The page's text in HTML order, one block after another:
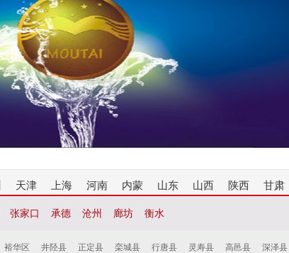
天津 上海 河南 内蒙 山东 山西 陕西 甘肃
张家口 承德 沧州 廊坊 衡水
裕华区 井陉县 正定县 栾城县 行唐县 灵寿县 高邑县 深泽县